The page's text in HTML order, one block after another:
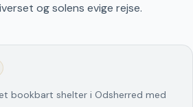
og solens evige rejse.
bookbart shelter i Odsherred med